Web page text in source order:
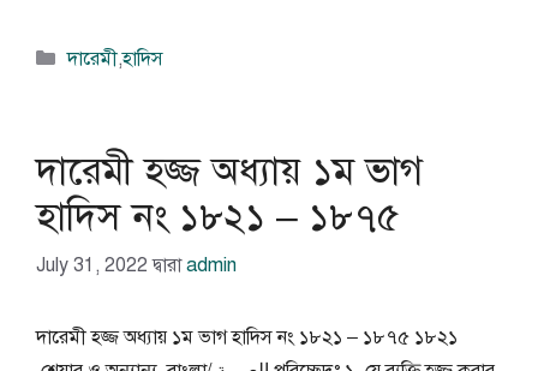
বিভাগ
দারেমী,হাদিস
দারেমী হজ্জ অধ্যায় ১ম ভাগ
হাদিস নং ১৮২১ – ১৮৭৫
July 31, 2022 দ্বারাadmin
দারেমী হজ্জ অধ্যায় ১ম ভাগ হাদিস নং ১৮২১ – ১৮৭৫ ১৮২১